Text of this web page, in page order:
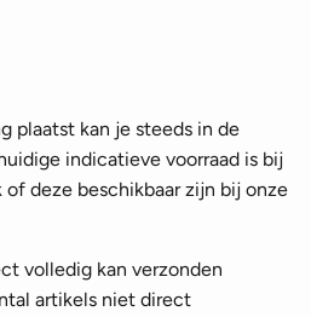
plaatst kan je steeds in de
indicatieve voorraad is bij
of deze beschikbaar zijn bij onze
volledig kan verzonden
artikels niet direct